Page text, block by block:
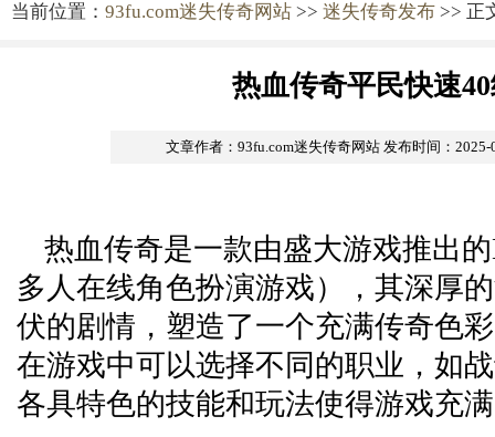
当前位置： 93fu.com迷失传奇网站 >> 迷失传奇发布 >> 正
热血传奇平民快速
文章作者：93fu.com迷失传奇网站 发布时间：2025-
热血传奇是一款由盛大游戏推出
多人在线角色扮演游戏），其深厚
伏的剧情，塑造了一个充满传奇色
在游戏中可以选择不同的职业，如
各具特色的技能和玩法使得游戏充